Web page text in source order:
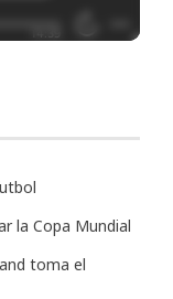
la Copa Mundial
toma el